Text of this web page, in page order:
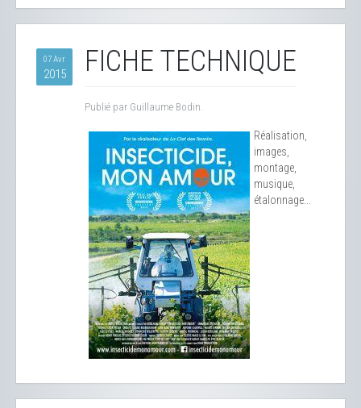
07 Avr
2015 FICHE TECHNIQUE
Publié par Guillaume Bodin.
Réalisation,
images,
montage,
musique,
étalonnage...